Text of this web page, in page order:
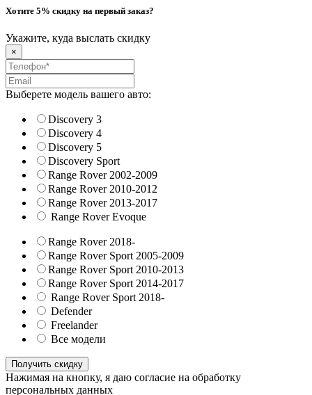
Хотите 5% скидку на первый заказ?
Укажите, куда выслать скидку
×
Выберете модель вашего авто:
Discovery 3
Discovery 4
Discovery 5
Discovery Sport
Range Rover 2002-2009
Range Rover 2010-2012
Range Rover 2013-2017
Range Rover Evoque
Range Rover 2018-
Range Rover Sport 2005-2009
Range Rover Sport 2010-2013
Range Rover Sport 2014-2017
Range Rover Sport 2018-
Defender
Freelander
Все модели
Нажимая на кнопку, я даю согласие на обработку
персональных данных